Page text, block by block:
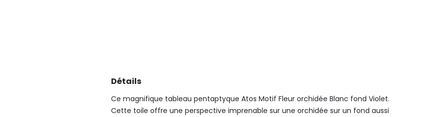
Détails
Ce magnifique tableau pentaptyque Atos Motif Fleur orchidée Blanc fond Violet.
Cette toile offre une perspective imprenable sur une orchidée sur un fond aussi